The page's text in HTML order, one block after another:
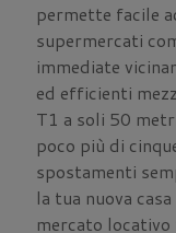
permette facile
supermercati
immediate
ed efficienti
T1 a soli 50
poco più di
spostamenti
la tua nuova
mercato